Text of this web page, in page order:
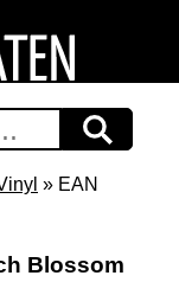
» EAN
Blossom